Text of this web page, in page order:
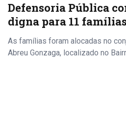
Defensoria Pública
digna para 11
As famílias foram alocadas no
Abreu Gonzaga, localizado no